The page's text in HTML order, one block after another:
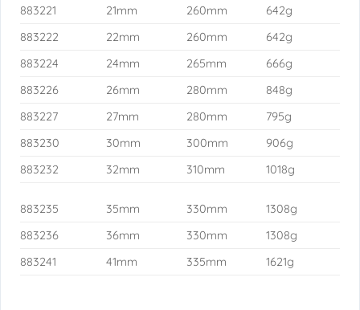
883221
21mm 260mm
642g
883222
22mm 260mm
642g
883224
24mm 265mm
666g
883226
26mm 280mm
848g
883227
27mm 280mm
795g
883230
30mm 300mm
906g
883232
32mm 310mm 1018g
883235 35mm 330mm
1308g
883236
36mm 330mm
1308g
883241
41mm 335mm 1621g